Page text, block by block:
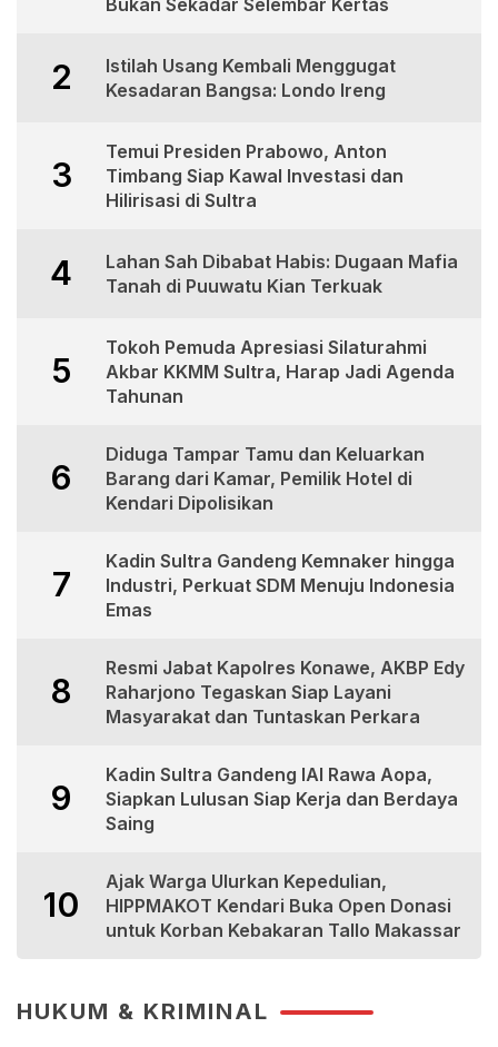
2
Istilah Usang Kembali Menggugat
Kesadaran Bangsa: Londo Ireng
3
Temui Presiden Prabowo, Anton
Timbang Siap Kawal Investasi dan
Hilirisasi di Sultra
4
Lahan Sah Dibabat Habis: Dugaan Mafia
Tanah di Puuwatu Kian Terkuak
5
Tokoh Pemuda Apresiasi Silaturahmi
Akbar KKMM Sultra, Harap Jadi Agenda
Tahunan
6
Diduga Tampar Tamu dan Keluarkan
Barang dari Kamar, Pemilik Hotel di
Kendari Dipolisikan
7
Kadin Sultra Gandeng Kemnaker hingga
Industri, Perkuat SDM Menuju Indonesia
Emas
8
Resmi Jabat Kapolres Konawe, AKBP Edy
Raharjono Tegaskan Siap Layani
Masyarakat dan Tuntaskan Perkara
9
Kadin Sultra Gandeng IAI Rawa Aopa,
Siapkan Lulusan Siap Kerja dan Berdaya
Saing
10
Ajak Warga Ulurkan Kepedulian,
HIPPMAKOT Kendari Buka Open Donasi
untuk Korban Kebakaran Tallo Makassar
HUKUM & KRIMINAL